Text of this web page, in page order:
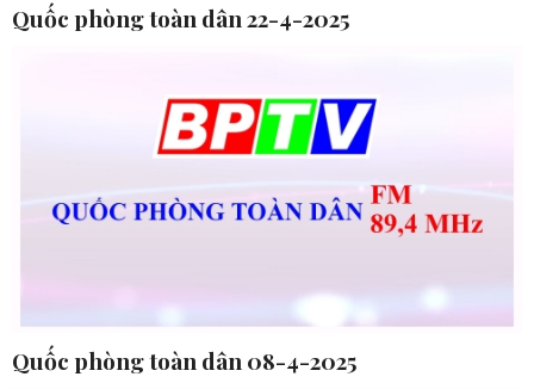
Quốc phòng toàn dân 22-4-2025
Quốc phòng toàn dân 08-4-2025